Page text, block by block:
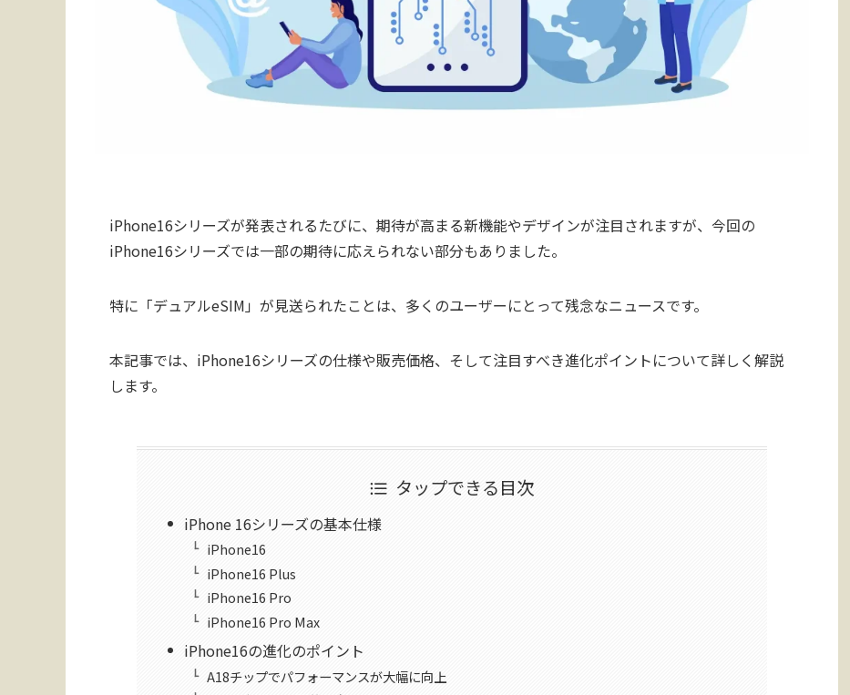
iPhone16シリーズが発表されるたびに、期待が高まる新機能やデザインが注目されますが、今回の
iPhone16シリーズでは一部の期待に応えられない部分もありました。
特に「デュアルeSIM」が見送られたことは、多くのユーザーにとって残念なニュースです。
本記事では、iPhone16シリーズの仕様や販売価格、そして注目すべき進化ポイントについて詳しく解説
します。
タップできる目次
iPhone 16シリーズの基本仕様
iPhone16
iPhone16 Plus
iPhone16 Pro
iPhone16 Pro Max
iPhone16の進化のポイント
A18チップでパフォーマンスが大幅に向上